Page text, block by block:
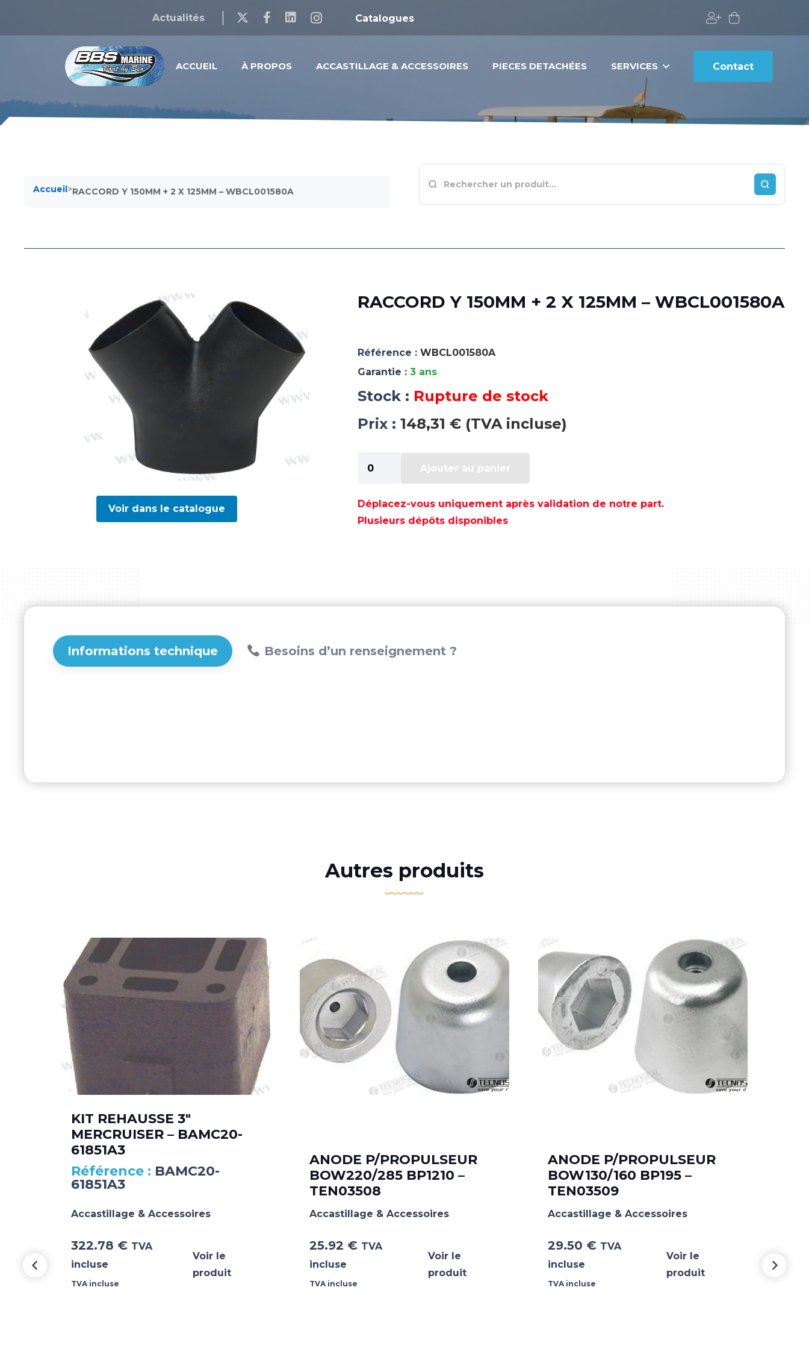
Actualités Catalogues
ACCUEIL À PROPOS ACCASTILLAGE & ACCESSOIRES PIECES DETACHÉES SERVICES Contact
Accueil>RACCORD Y 150MM + 2 X 125MM – WBCL001580A
Voir dans le catalogue
RACCORD Y 150MM + 2 X 125MM – WBCL001580A
Référence : WBCL001580A
Garantie : 3 ans
Stock : Rupture de stock
Prix : 148,31 € (TVA incluse)
de
Y
150MM
WBCL001580A
Ajouter au panier
Déplacez-vous uniquement après validation de notre part.
Plusieurs dépôts disponibles
Informations technique Besoins d’un renseignement ?
Autres produits
KIT REHAUSSE 3″
MERCRUISER – BAMC20-
61851A3
BAMC20-
61851A3
Accastillage & Accessoires
322.78 € TVA
incluse
TVA incluse
Voir le
produit
ANODE P/PROPULSEUR
BOW220/285 BP1210 –
TEN03508
Accastillage & Accessoires
25.92 € TVA
incluse
TVA incluse
Voir le
produit
ANODE P/PROPULSEUR
BOW130/160 BP195 –
TEN03509
Accastillage & Accessoires
29.50 € TVA
incluse
TVA incluse
Voir le
produit